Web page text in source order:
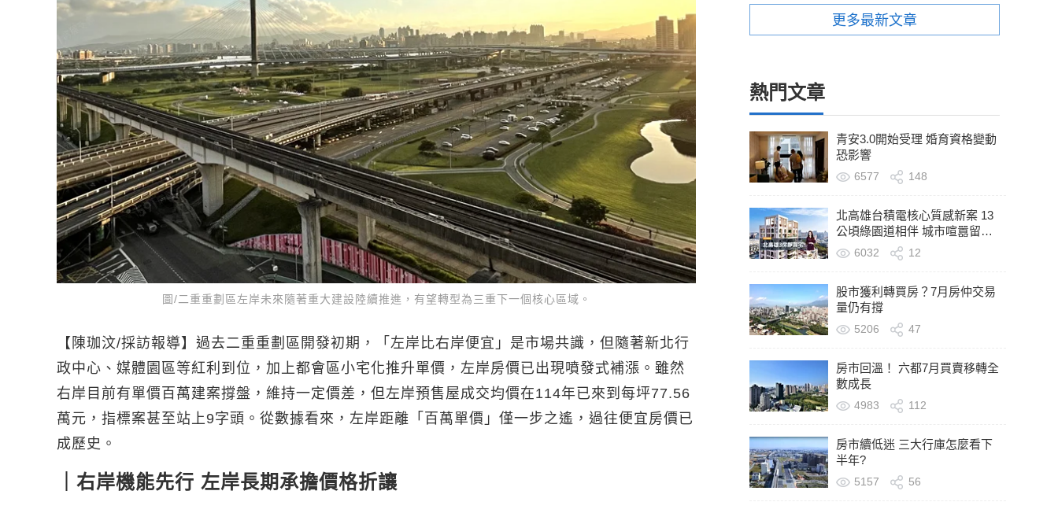
圖/二重重劃區左岸未來隨著重大建設陸續推進，有望轉型為三重下一個核心區域。
【陳珈汶/採訪報導】過去二重重劃區開發初期，「左岸比右岸便宜」是市場共識，但隨著新北行
政中心、媒體園區等紅利到位，加上都會區小宅化推升單價，左岸房價已出現噴發式補漲。雖然
右岸目前有單價百萬建案撐盤，維持一定價差，但左岸預售屋成交均價在114年已來到每坪77.56
萬元，指標案甚至站上9字頭。從數據看來，左岸距離「百萬單價」僅一步之遙，過往便宜房價已
成歷史。
｜右岸機能先行 左岸長期承擔價格折讓
更多最新文章
熱門文章
青安3.0開始受理 婚育資格變動
恐影響
6577 148
北高雄台積電核心質感新案 13
公頃綠園道相伴 城市喧囂留在
轉身之後
6032 12
股市獲利轉買房？7月房仲交易
量仍有撐
5206 47
房市回溫！ 六都7月買賣移轉全
數成長
4983 112
房市續低迷 三大行庫怎麼看下
半年?
5157 56